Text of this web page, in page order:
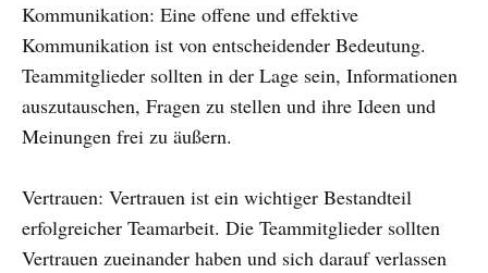
Kommunikation: Eine offene und effektive
Kommunikation ist von entscheidender Bedeutung.
Teammitglieder sollten in der Lage sein, Informationen
auszutauschen, Fragen zu stellen und ihre Ideen und
Meinungen frei zu äußern.
Vertrauen: Vertrauen ist ein wichtiger Bestandteil
erfolgreicher Teamarbeit. Die Teammitglieder sollten
Vertrauen zueinander haben und sich darauf verlassen